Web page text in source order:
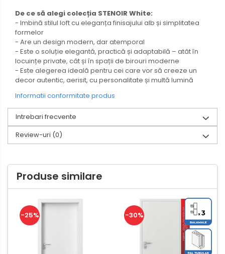
De ce să alegi colecția STENOIR White:
- Imbină stilul loft cu eleganța finisajului alb și simplitatea
formelor
- Are un design modern, dar atemporal
- Este o soluție elegantă, practică și adaptabilă – atât în
locuințe private, cât și în spații de birouri moderne
- Este alegerea ideală pentru cei care vor să creeze un
decor autentic, aerisit, cu personalitate și multă lumină
Informatii conformitate produs
Intrebari frecvente
Review-uri (0)
Produse similare
-25% -30%